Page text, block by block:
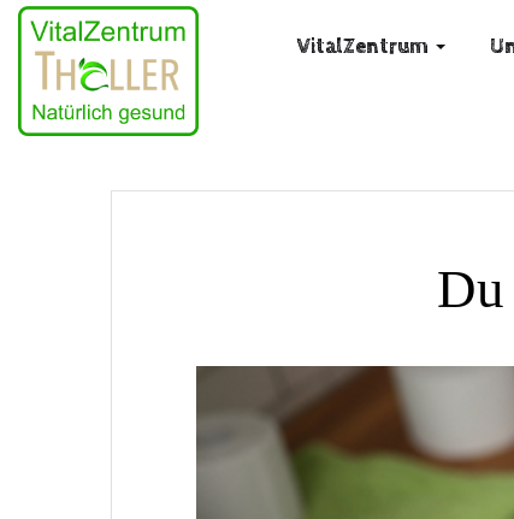
VitalZentrum